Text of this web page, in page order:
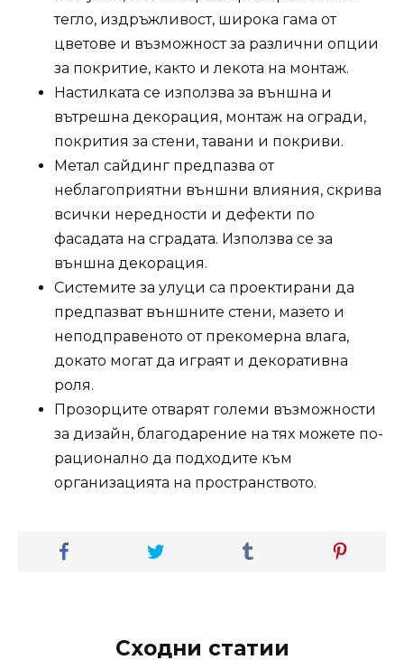
тегло, издръжливост, широка гама от
цветове и възможност за различни опции
за покритие, както и лекота на монтаж.
Настилката се използва за външна и
вътрешна декорация, монтаж на огради,
покрития за стени, тавани и покриви.
Метал сайдинг предпазва от
неблагоприятни външни влияния, скрива
всички нередности и дефекти по
фасадата на сградата. Използва се за
външна декорация.
Системите за улуци са проектирани да
предпазват външните стени, мазето и
неподправеното от прекомерна влага,
докато могат да играят и декоративна
роля.
Прозорците отварят големи възможности
за дизайн, благодарение на тях можете по-
рационално да подходите към
организацията на пространството.
Сходни статии